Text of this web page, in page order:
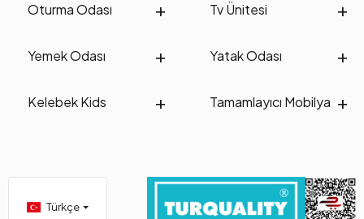
Oturma Odası Tv Ünitesi
Yemek Odası Yatak Odası
Kelebek Kids Tamamlayıcı Mobilya
Türkçe